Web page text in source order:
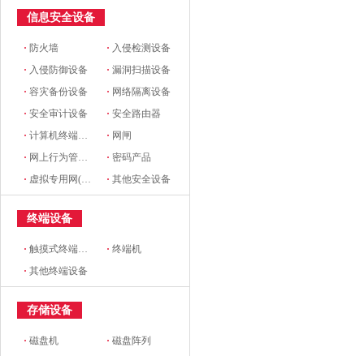
信息安全设备
· 防火墙 · 入侵检测设备
· 入侵防御设备 ·漏洞扫描设备
·容灾备份设备 · 网络隔离设备
·安全审计设备 ·安全路由器
·计算机终端安全设备 · 网闸
· 网上行为管理设备 ·密码产品
· 虚拟专用网(VPN)设备 ·其他安全设备
终端设备
·触摸式终端设备 ·终端机
·其他终端设备
存储设备
·磁盘机 ·磁盘阵列